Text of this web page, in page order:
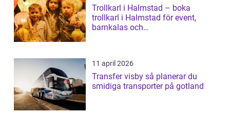
Trollkarl i Halmstad – boka
trollkarl i Halmstad för event,
barnkalas och
11 april 2026
Transfer visby så planerar du
smidiga transporter på gotland